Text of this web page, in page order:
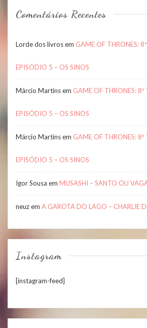
Comentários Recentes
Lorde dos livrosem GAME OF THRONES:
EPISÓDIO 5 – OS SINOS
Márcio Martinsem GAME OF THRONES:
EPISÓDIO 5 – OS SINOS
Márcio Martinsem GAME OF THRONES:
EPISÓDIO 5 – OS SINOS
Igor Sousa em MUSASHI – SANTO OU
neuzem A GAROTA DO LAGO – CHARLIE
Instagram
[instagram-feed]